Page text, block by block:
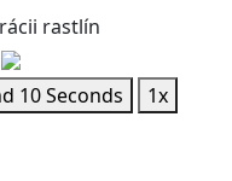
rastlín
10 Seconds
1x